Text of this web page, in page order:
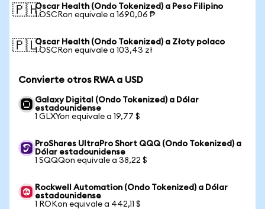
🇵🇭Oscar Health (Ondo Tokenized) a Peso Filipino
1 OSCRon equivale a 1690,06 ₱
🇵🇱Oscar Health (Ondo Tokenized) a Złoty polaco
1 OSCRon equivale a 103,43 zł
Convierte otros RWA a USD
Galaxy Digital (Ondo Tokenized) a Dólar
estadounidense
1 GLXYon equivale a 19,77 $
ProShares UltraPro Short QQQ (Ondo Tokenized) a
Dólar estadounidense
1 SQQQon equivale a 38,22 $
Rockwell Automation (Ondo Tokenized) a Dólar
estadounidense
1 ROKon equivale a 442,11 $